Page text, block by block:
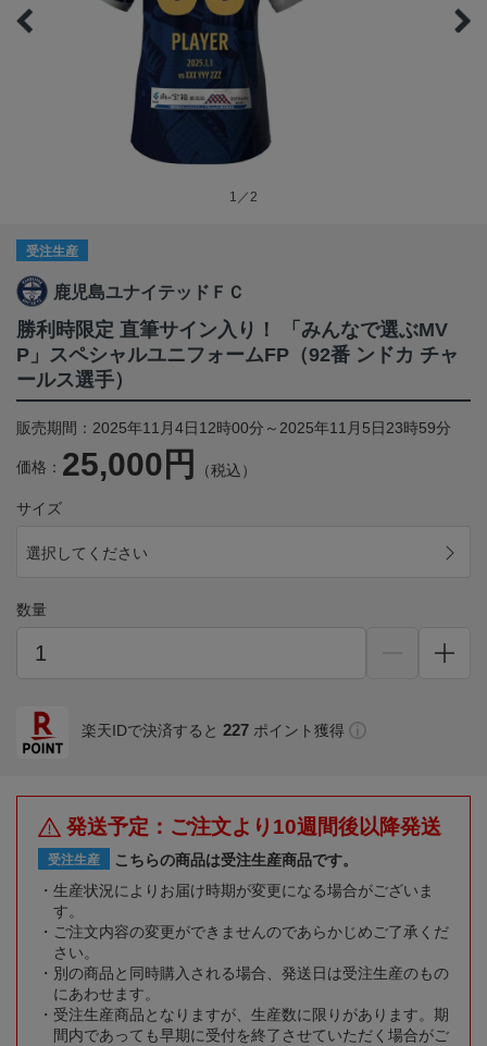
1／2
受注生産
鹿児島ユナイテッドＦＣ
勝利時限定 直筆サイン入り！ 「みんなで選ぶMV
P」スペシャルユニフォームFP（92番 ンドカ チャ
ールス選手）
販売期間：2025年11月4日12時00分～2025年11月5日23時59分
価格： 25,000円 （税込）
サイズ
選択してください
数量
楽天IDで決済すると 227 ポイント獲得
発送予定：ご注文より10週間後以降発送
受注生産
こちらの商品は受注生産商品です。
生産状況によりお届け時期が変更になる場合がございま
す。
ご注文内容の変更ができませんのであらかじめご了承くだ
さい。
別の商品と同時購入される場合、発送日は受注生産のもの
にあわせます。
受注生産商品となりますが、生産数に限りがあります。期
間内であっても早期に受付を終了させていただく場合がご